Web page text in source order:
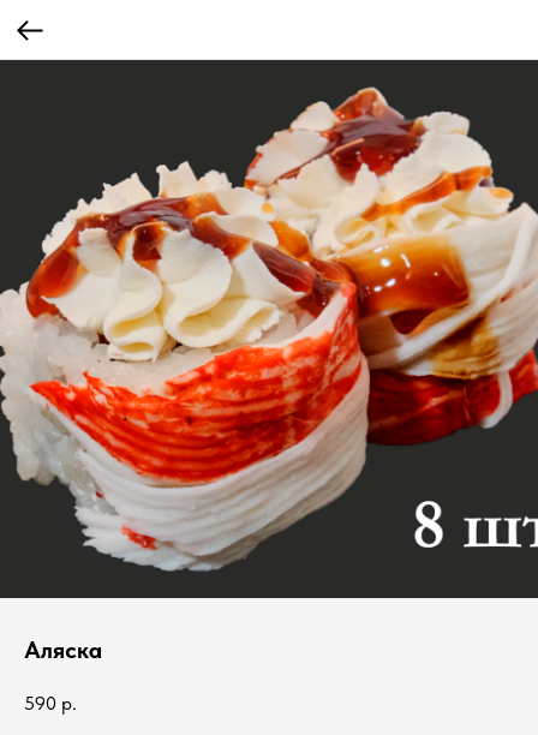
Аляска
590 р.